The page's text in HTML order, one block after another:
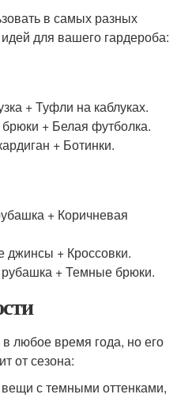
в самых разных
для вашего гардероба:
+ Туфли на каблуках.
+ Белая футболка.
+ Ботинки.
+ Коричневая
+ Кроссовки.
+ Темные брюки.
любое время года, но его
от сезона:
с темными оттенками,